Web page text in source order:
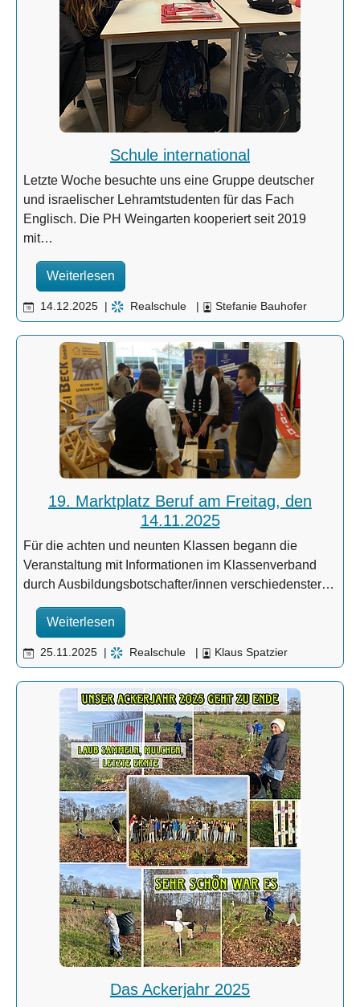
Schule international
Letzte Woche besuchte uns eine Gruppe deutscher
und israelischer Lehramtstudenten für das Fach
Englisch. Die PH Weingarten kooperiert seit 2019
mit…
Weiterlesen
14.12.2025 | Realschule | Stefanie Bauhofer
19. Marktplatz Beruf am Freitag, den
14.11.2025
Für die achten und neunten Klassen begann die
Veranstaltung mit Informationen im Klassenverband
durch Ausbildungsbotschafter/innen verschiedenster…
Weiterlesen
25.11.2025 | Realschule | Klaus Spatzier
Das Ackerjahr 2025